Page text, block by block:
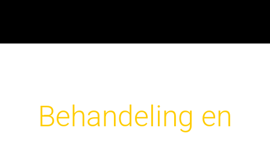
Behandeling en